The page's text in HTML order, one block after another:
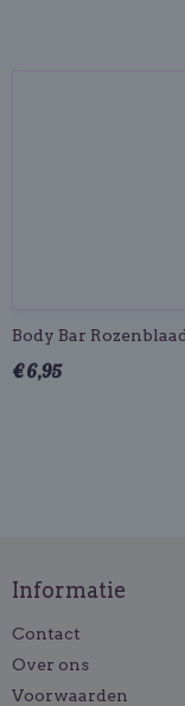
Body Bar
€ 6,95
Informatie
Contact
Over ons
Voorwaarden